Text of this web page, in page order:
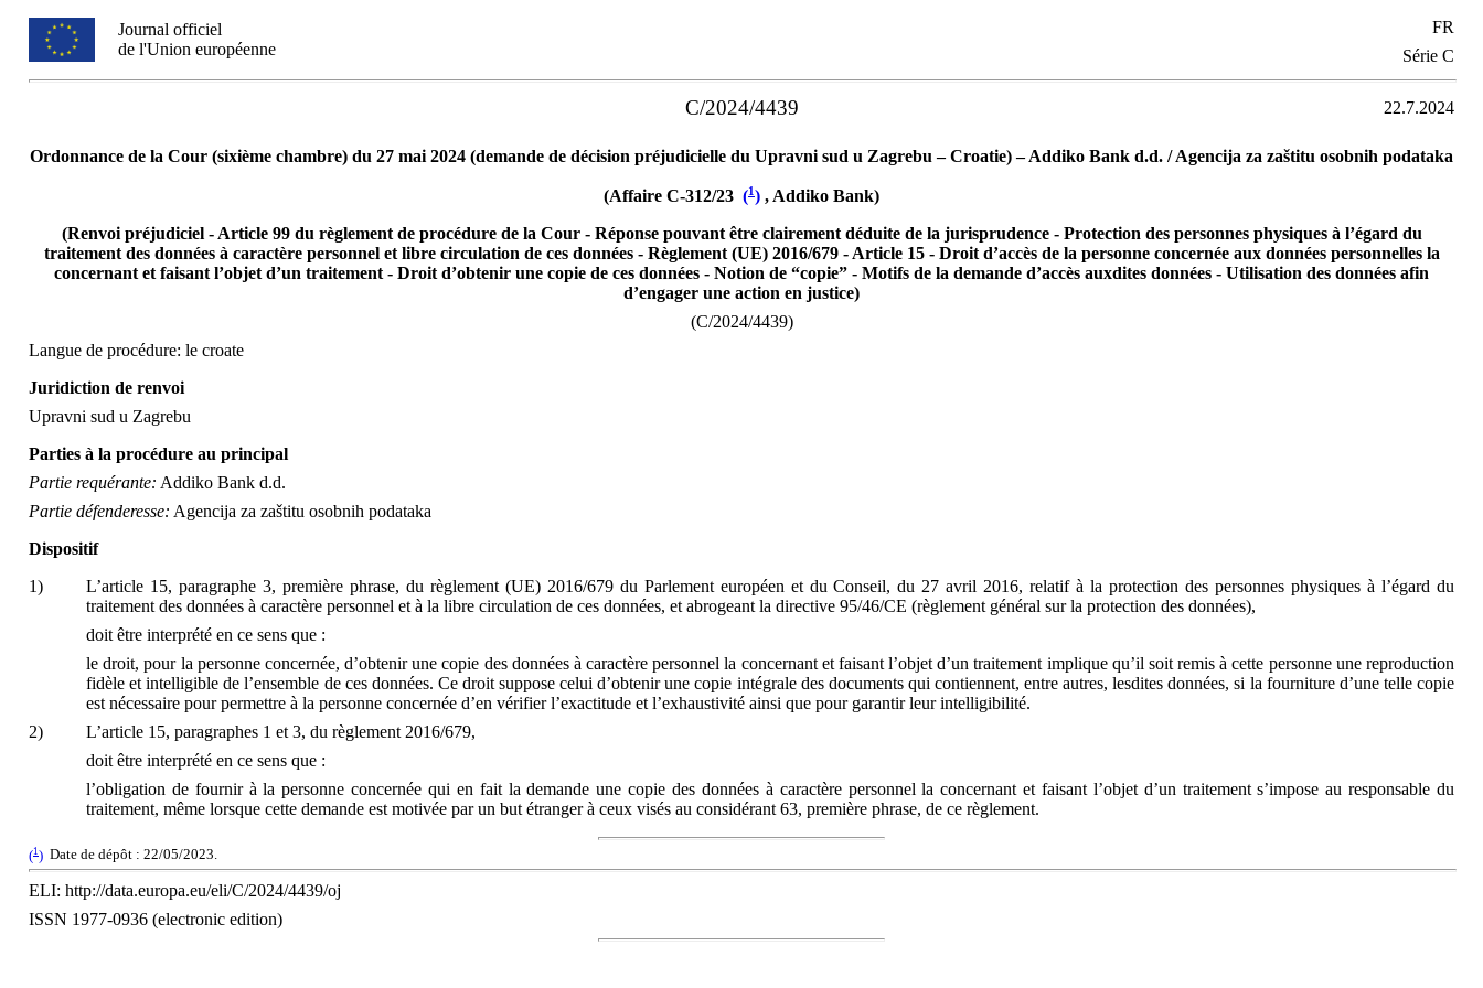
Journal officiel
de l'Union européenne
FR
Série C
C/2024/4439 22.7.2024
Ordonnance de la Cour (sixième chambre) du 27 mai 2024 (demande de décision préjudicielle du Upravni sud u Zagrebu – Croatie) – Addiko Bank d.d. / Agencija za zaštitu osobnih podataka
(Affaire C-312/23 (1) , Addiko Bank)
(Renvoi préjudiciel - Article 99 du règlement de procédure de la Cour - Réponse pouvant être clairement déduite de la jurisprudence - Protection des personnes physiques à l’égard du
traitement des données à caractère personnel et libre circulation de ces données - Règlement (UE) 2016/679 - Article 15 - Droit d’accès de la personne concernée aux données personnelles la
concernant et faisant l’objet d’un traitement - Droit d’obtenir une copie de ces données - Notion de “copie” - Motifs de la demande d’accès auxdites données - Utilisation des données afin
d’engager une action en justice)
(C/2024/4439)
Langue de procédure: le croate
Juridiction de renvoi
Upravni sud u Zagrebu
Parties à la procédure au principal
Partie requérante: Addiko Bank d.d.
Partie défenderesse: Agencija za zaštitu osobnih podataka
Dispositif
1)
L’article 15, paragraphe 3, première phrase, du règlement (UE) 2016/679 du Parlement européen et du Conseil, du 27 avril 2016, relatif à la protection des personnes physiques à l’égard du
traitement des données à caractère personnel et à la libre circulation de ces données, et abrogeant la directive 95/46/CE (règlement général sur la protection des données),
doit être interprété en ce sens que :
le droit, pour la personne concernée, d’obtenir une copie des données à caractère personnel la concernant et faisant l’objet d’un traitement implique qu’il soit remis à cette personne une reproduction
fidèle et intelligible de l’ensemble de ces données. Ce droit suppose celui d’obtenir une copie intégrale des documents qui contiennent, entre autres, lesdites données, si la fourniture d’une telle copie
est nécessaire pour permettre à la personne concernée d’en vérifier l’exactitude et l’exhaustivité ainsi que pour garantir leur intelligibilité.
2)
L’article 15, paragraphes 1 et 3, du règlement 2016/679,
doit être interprété en ce sens que :
l’obligation de fournir à la personne concernée qui en fait la demande une copie des données à caractère personnel la concernant et faisant l’objet d’un traitement s’impose au responsable du
traitement, même lorsque cette demande est motivée par un but étranger à ceux visés au considérant 63, première phrase, de ce règlement.
(1 ) Date de dépôt : 22/05/2023.
ELI: http://data.europa.eu/eli/C/2024/4439/oj
ISSN 1977-0936 (electronic edition)